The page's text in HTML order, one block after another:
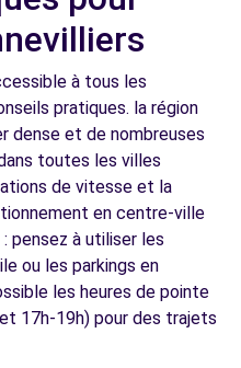
à tous les
pratiques. la région
dense et de nombreuses
toutes les villes
de vitesse et la
en centre-ville
pensez à utiliser les
ou les parkings en
les heures de pointe
17h-19h) pour des trajets